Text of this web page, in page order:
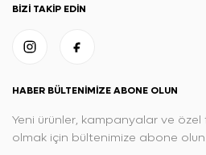
BIZI TAKIP EDIN
HABER BÜLTENIMIZE ABONE OLUN
Yeni ürünler, kampanyalar ve
olmak için bültenimize abone olun.